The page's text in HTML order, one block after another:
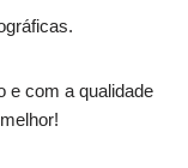
e com a qualidade